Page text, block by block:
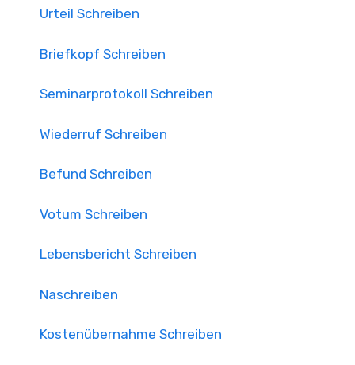
Urteil Schreiben
Briefkopf Schreiben
Seminarprotokoll Schreiben
Wiederruf Schreiben
Befund Schreiben
Votum Schreiben
Lebensbericht Schreiben
Naschreiben
Kostenübernahme Schreiben